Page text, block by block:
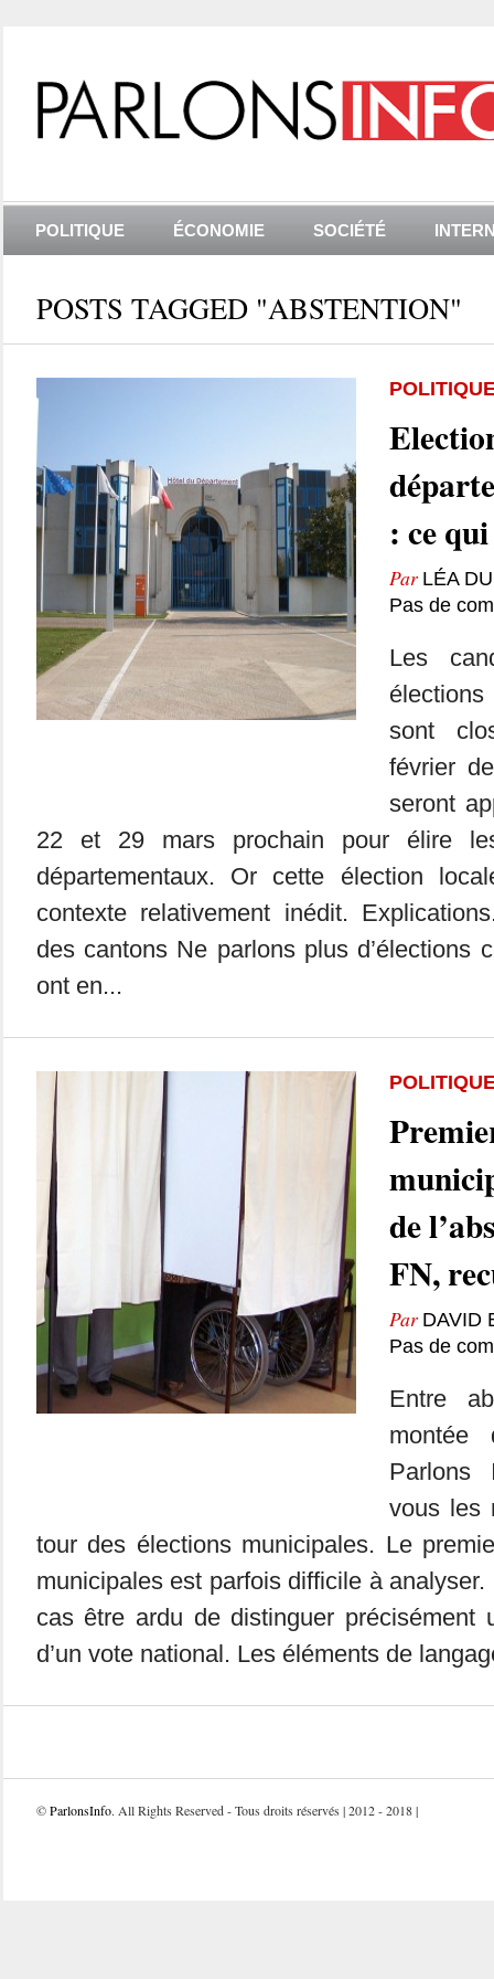
POLITIQUE ÉCONOMIE SOCIÉTÉ
POSTS TAGGED "ABSTENTION"
: ce
Par LÉA
Pas de
Les
sont
février
seront
22 et 29 mars prochain pour élire
départementaux. Or cette élection
contexte relativement inédit.
des cantons Ne parlons plus d’élections
ont en...
de
FN,
Par DAVID
Pas de
Entre
montée
Parlons
vous les
tour des élections municipales. Le
municipales est parfois difficile à
cas être ardu de distinguer précisément
d’un vote national. Les éléments de
©ParlonsInfo. All Rights Reserved - Tous droits réservés | 2012 - 2018 |